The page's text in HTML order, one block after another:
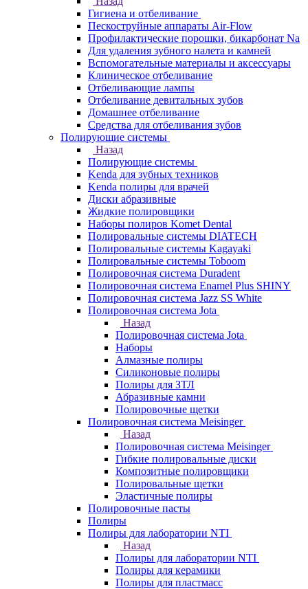
Гигиена и отбеливание
Пескоструйные аппараты Air-Flow
Профилактические порошки, бикарбонат Na
Для удаления зубного налета и камней
Вспомогательные материалы и аксессуары
Клиническое отбеливание
Отбеливающие лампы
Отбеливание девитальных зубов
Домашнее отбеливание
Средства для отбеливания зубов
Полирующие системы
Назад
Полирующие системы
Kenda для зубных техников
Kenda полиры для врачей
Диски абразивные
Жидкие полировщики
Наборы полиров Komet Dental
Полировальные системы DIATECH
Полировальные системы Kagayaki
Полировальные системы Toboom
Полировочная система Duradent
Полировочная система Enamel Plus SHINY
Полировочная система Jazz SS White
Полировочная система Jota
Назад
Полировочная система Jota
Наборы
Алмазные полиры
Силиконовые полиры
Полиры для ЗТЛ
Абразивные камни
Полировочные щетки
Полировочная система Meisinger
Назад
Полировочная система Meisinger
Гибкие полировальные диски
Композитные полировщики
Полировальные щетки
Эластичные полиры
Полировочные пасты
Полиры
Полиры для лаборатории NTI
Назад
Полиры для лаборатории NTI
Полиры для керамики
Полиры для пластмасс